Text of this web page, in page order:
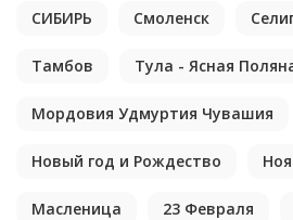
СИБИРЬ Смоленск
Тамбов Тула - Ясная
Мордовия Удмуртия Чувашия
Новый год и Рождество
Масленица 23 Февраля